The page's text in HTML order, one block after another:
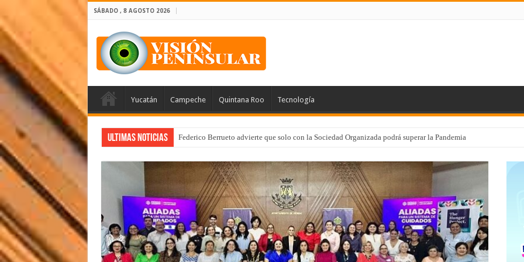
SÁBADO , 8 AGOSTO 2026
Yucatán Campeche Quintana Roo Tecnología
Ultimas Noticias Federico Berrueto advierte que solo con la Sociedad Organizada podrá superar la Pandemia